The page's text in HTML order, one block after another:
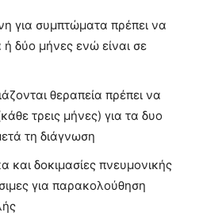
για συμπτώματα πρέπει να
δύο μήνες ενώ είναι σε
θεραπεία πρέπει να
τρεις μήνες) για τα δυο
τη διάγνωση
και δοκιμασίες πνευμονικής
για παρακολούθηση